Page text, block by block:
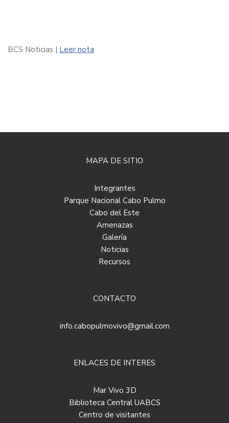
BCS Noticias | Leer nota
MAPA DE SITIO
Integrantes
Parque Nacional Cabo Pulmo
Cabo del Este
Amenazas
Galería
Noticias
Recursos
CONTACTO
info.cabopulmovivo@gmail.com
ENLACES DE INTERES
Mar Vivo 3D
Biblioteca Central UABCS
Centro de visitantes